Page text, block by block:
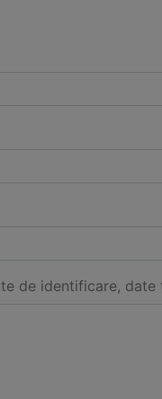
de identificare, date